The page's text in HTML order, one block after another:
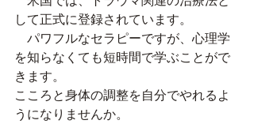
して正式に登録されています。
パワフルなセラピーですが、心理学
を知らなくても短時間で学ぶことがで
きます。
こころと身体の調整を自分でやれるよ
うになりませんか。